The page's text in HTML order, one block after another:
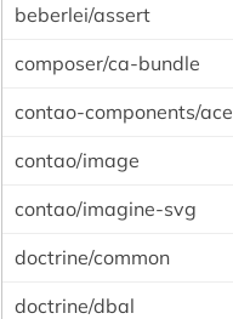
beberlei/assert
composer/ca-bundle
contao-components/ace
contao/image
contao/imagine-svg
doctrine/common
doctrine/dbal